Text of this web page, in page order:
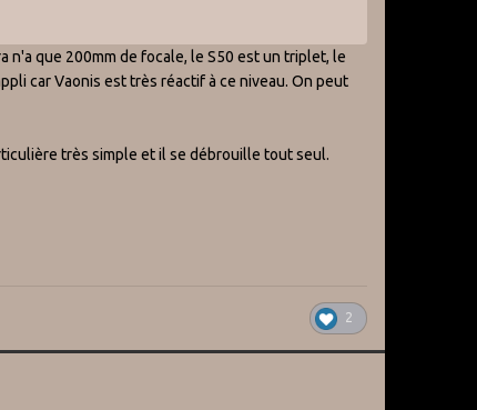
n'a que 200mm de focale, le S50 est un triplet, le
car Vaonis est très réactif à ce niveau. On peut
très simple et il se débrouille tout seul.
2